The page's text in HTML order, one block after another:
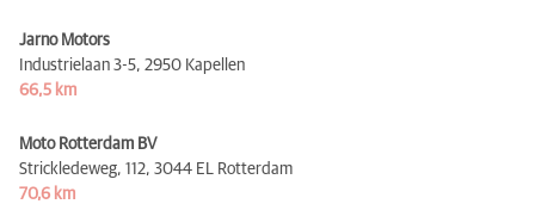
Jarno Motors
Industrielaan 3-5, 2950 Kapellen
66,5 km
Moto Rotterdam BV
Strickledeweg, 112, 3044 EL Rotterdam
70,6 km